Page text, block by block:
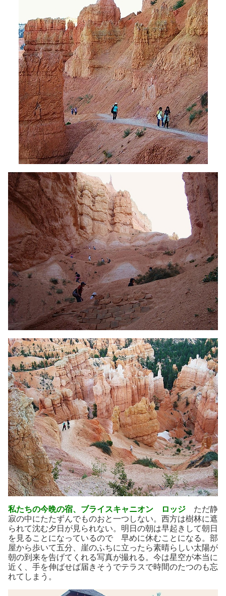
私たちの今晩の宿、ブライスキャニオン ロッジ ただ静
寂の中にたたずんでものおと一つしない。西方は樹林に遮
られて沈む夕日が見られない。明日の朝は早起きして朝日
を見ることになっているので 早めに休むことになる。部
屋から歩いて五分、崖のふちに立ったら素晴らしい太陽が
朝の到来を告げてくれる写真が撮れる。今は星空が本当に
近く、手を伸ばせば届きそうでテラスで時間のたつのも忘
れてしまう。